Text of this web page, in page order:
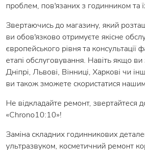
проблем, пов'язаних з годинником та
Звертаючись до магазину, який
ви обов'язково отримуєте якісне
європейського рівня та консультації
етапі обслуговування. Навіть якщо
Дніпрі, Львові, Вінниці, Харкові чи
ви також зможете скористатися
Не відкладайте ремонт, звертайтеся
«Chrono10:10»!
Заміна складних годинникових
ультразвуком, косметичний ремонт